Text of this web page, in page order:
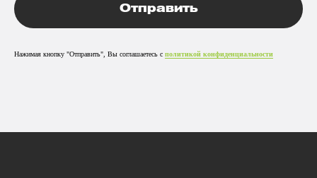
Отправить
Нажимая кнопку "Отправить", Вы соглашаетесь с политикой конфиденциальности